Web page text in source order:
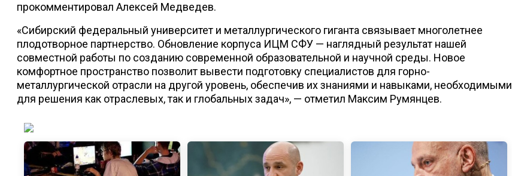
прокомментировал Алексей Медведев.
«Сибирский федеральный университет и металлургического гиганта связывает многолетнее
плодотворное партнерство. Обновление корпуса ИЦМ СФУ — наглядный результат нашей
совместной работы по созданию современной образовательной и научной среды. Новое
комфортное пространство позволит вывести подготовку специалистов для горно-
металлургической отрасли на другой уровень, обеспечив их знаниями и навыками, необходимыми
для решения как отраслевых, так и глобальных задач», — отметил Максим Румянцев.